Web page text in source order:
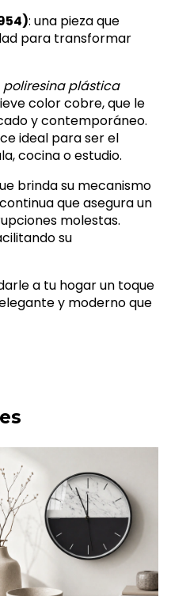
: una pieza que
para transformar
poliresina plástica
color cobre, que le
y contemporáneo.
ideal para ser el
cocina o estudio.
brinda su mecanismo
que asegura un
molestas.
su
a tu hogar un toque
y moderno que